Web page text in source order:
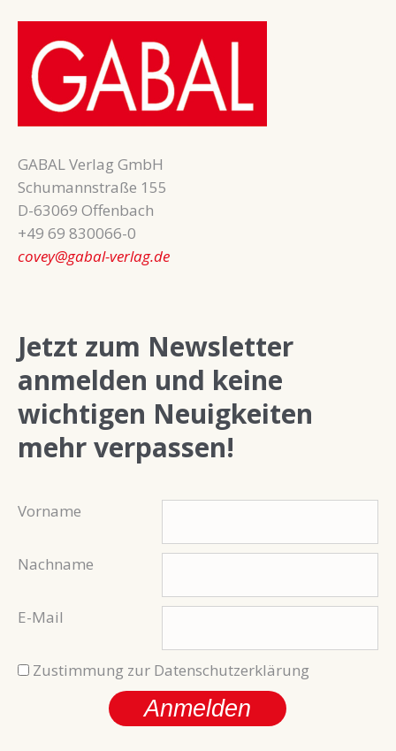
GABAL Verlag GmbH
Schumannstraße 155
D-63069 Offenbach
+49 69 830066-0
covey@gabal-verlag.de
Jetzt zum Newsletter
anmelden und keine
wichtigen Neuigkeiten
mehr verpassen!
Vorname
Nachname
E-Mail
Zustimmung zur Datenschutzerklärung
Anmelden